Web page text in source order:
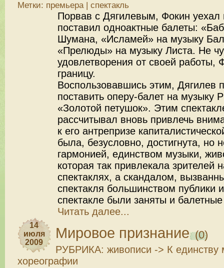
Метки: премьера| спектакль
Порвав с Дягилевым, Фокин уехал
поставил одноактные балеты:
Шумана, «Исламей» на музыку
«Прелюды» на музыку Листа. Не
удовлетворения от своей работы,
границу.
Воспользовавшись этим, Дягилев
поставить оперу-балет на музыку
«Золотой петушок». Этим
рассчитывал вновь привлечь
к его антрепризе
была, безусловно, достигнута, но
гармонией, единством музыки,
которая так привлекала зрителей
спектаклях, а скандалом,
спектакля большинством публики
спектакле были заняты и
Читать далее...
14
июля
2009
Мировое признание (0)
РУБРИКА: живописи -> К единству
хореографии